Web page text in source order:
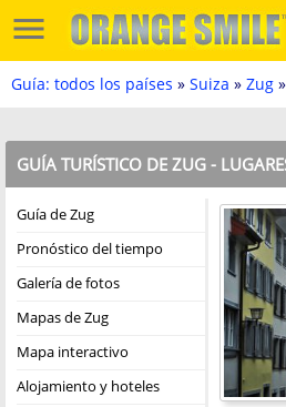
Guía: todos los países » Suiza » Zug »
GUÍA TURÍSTICO DE ZUG -
Guía de Zug
Pronóstico del tiempo
Galería de fotos
Mapas de Zug
Mapa interactivo
Alojamiento y hoteles